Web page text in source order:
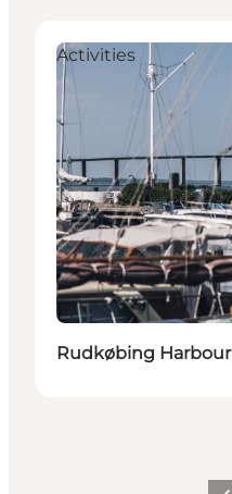
Activities
Rudkøbing Harbour